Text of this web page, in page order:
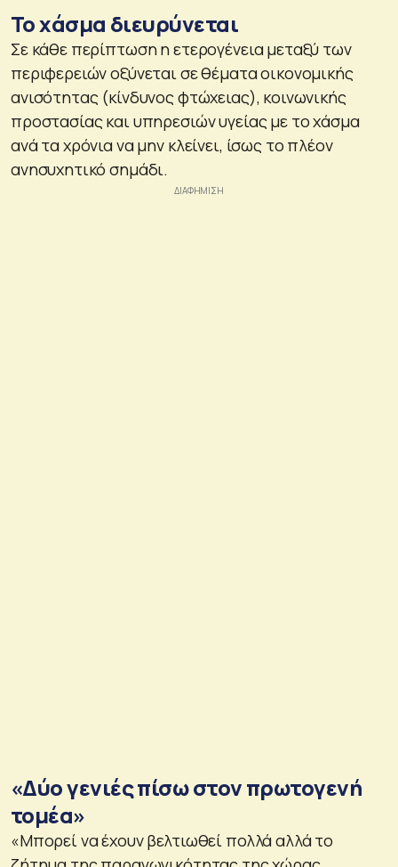
Το χάσμα διευρύνεται
Σε κάθε περίπτωση η ετερογένεια μεταξύ των
περιφερειών οξύνεται σε θέματα οικονομικής
ανισότητας (κίνδυνος φτώχειας), κοινωνικής
προστασίας και υπηρεσιών υγείας με το χάσμα
ανά τα χρόνια να μην κλείνει, ίσως το πλέον
ανησυχητικό σημάδι.
«Δύο γενιές πίσω στον πρωτογενή
τομέα»
«Μπορεί να έχουν βελτιωθεί πολλά αλλά το